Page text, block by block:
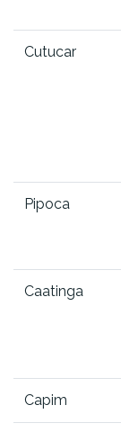
Cutucar
Pipoca
Caatinga
Capim